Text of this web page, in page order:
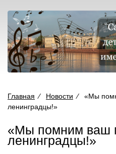
Изображения: Выкл
Главная ⁄ Новости ⁄
«Мы
ленинградцы!»
«Мы помним ваш
ленинградцы!»